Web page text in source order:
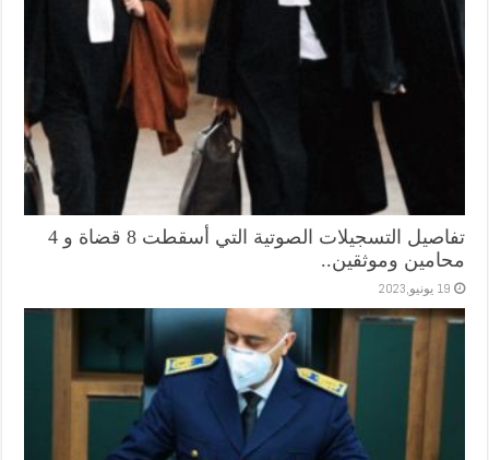
تفاصيل التسجيلات الصوتية التي أسقطت 8 قضاة و 4
محامين وموثقين..
19 يونيو,2023